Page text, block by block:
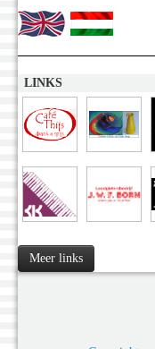
LINKS
Meer links